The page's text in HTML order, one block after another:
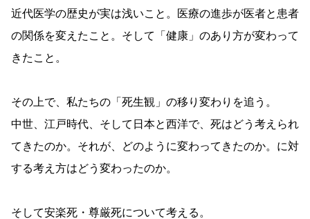
近代医学の歴史が実は浅いこと。医療の進歩が医者と患者
の関係を変えたこと。そして「健康」のあり方が変わって
きたこと。
その上で、私たちの「死生観」の移り変わりを追う。
中世、江戸時代、そして日本と西洋で、死はどう考えられ
てきたのか。それが、どのように変わってきたのか。に対
する考え方はどう変わったのか。
そして安楽死・尊厳死について考える。